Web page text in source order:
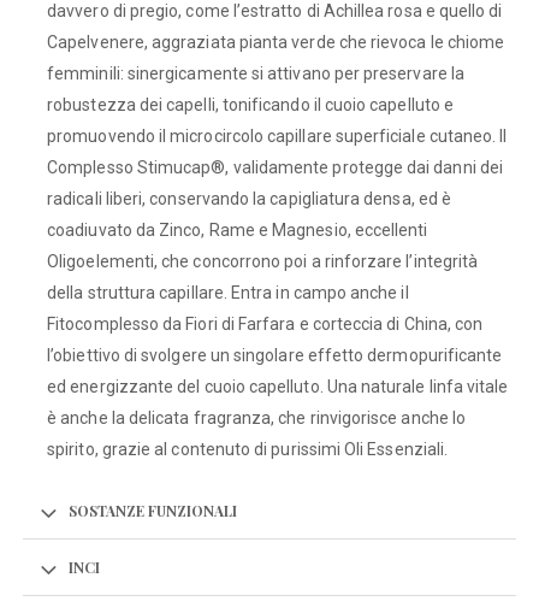
davvero di pregio, come l’estratto di Achillea rosa e quello di
Capelvenere, aggraziata pianta verde che rievoca le chiome
femminili: sinergicamente si attivano per preservare la
robustezza dei capelli, tonificando il cuoio capelluto e
promuovendo il microcircolo capillare superficiale cutaneo. Il
Complesso Stimucap®, validamente protegge dai danni dei
radicali liberi, conservando la capigliatura densa, ed è
coadiuvato da Zinco, Rame e Magnesio, eccellenti
Oligoelementi, che concorrono poi a rinforzare l’integrità
della struttura capillare. Entra in campo anche il
Fitocomplesso da Fiori di Farfara e corteccia di China, con
l’obiettivo di svolgere un singolare effetto dermopurificante
ed energizzante del cuoio capelluto. Una naturale linfa vitale
è anche la delicata fragranza, che rinvigorisce anche lo
spirito, grazie al contenuto di purissimi Oli Essenziali.
SOSTANZE FUNZIONALI
INCI